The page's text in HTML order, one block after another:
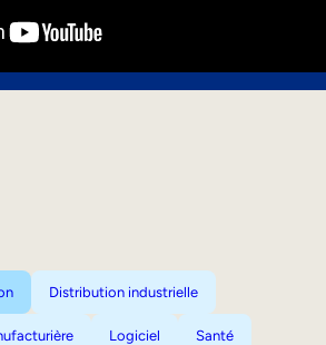
Distribution industrielle
Logiciel Santé